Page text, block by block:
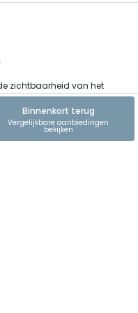
Binnenkort terug
Vergelijkbare aanbiedingen
bekijken
zichtbaarheid van het
aanbod van de
door de EFRO in het
Unie op de COVID-19-